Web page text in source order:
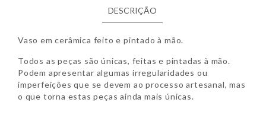
DESCRIÇÃO
Vaso em cerâmica feito e pintado à mão.
Todos as peças são únicas, feitas e pintadas à mão.
Podem apresentar algumas irregularidades ou
imperfeições que se devem ao processo artesanal, mas
o que torna estas peças ainda mais únicas.